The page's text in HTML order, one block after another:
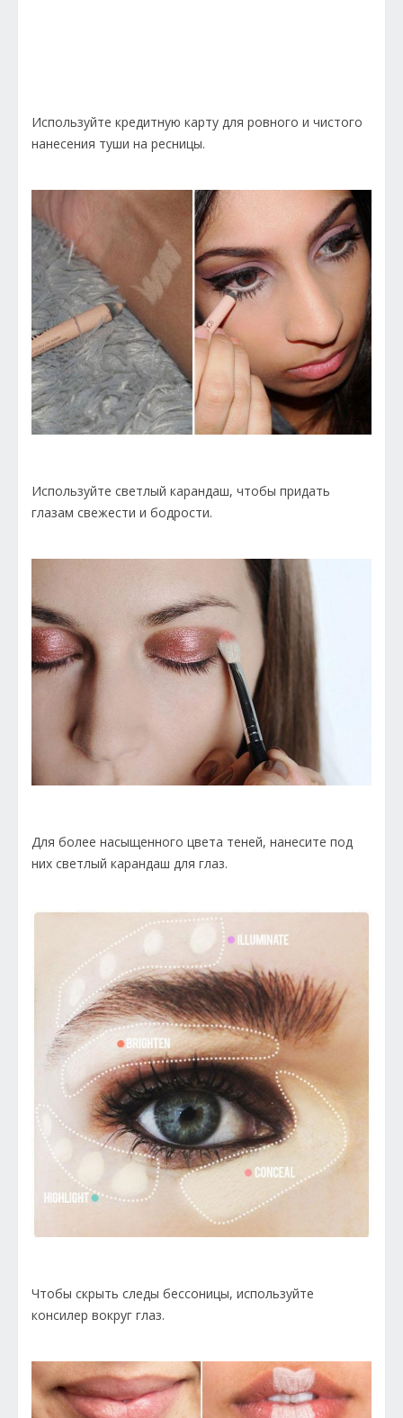
Используйте кредитную карту для ровного и чистого
нанесения туши на ресницы.
Используйте светлый карандаш, чтобы придать
глазам свежести и бодрости.
Для более насыщенного цвета теней, нанесите под
них светлый карандаш для глаз.
Чтобы скрыть следы бессоницы, используйте
консилер вокруг глаз.